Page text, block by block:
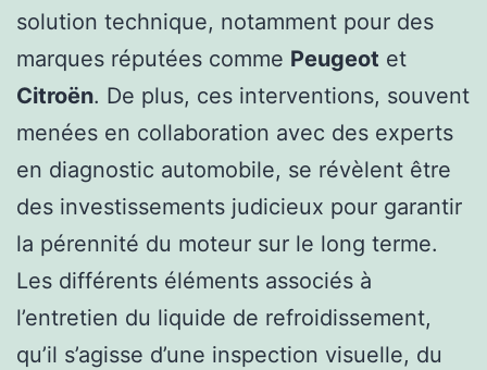
solution technique, notamment pour des
marques réputées comme Peugeot et
Citroën. De plus, ces interventions, souvent
menées en collaboration avec des experts
en diagnostic automobile, se révèlent être
des investissements judicieux pour garantir
la pérennité du moteur sur le long terme.
Les différents éléments associés à
l’entretien du liquide de refroidissement,
qu’il s’agisse d’une inspection visuelle, du